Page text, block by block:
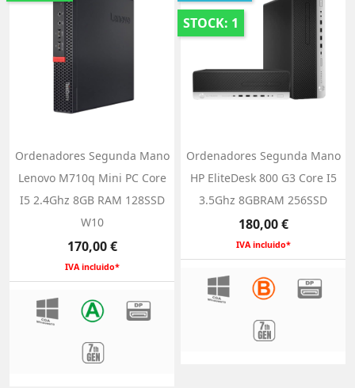
Ordenadores Segunda Mano
Lenovo M710q Mini PC Core
I5 2.4Ghz 8GB RAM 128SSD
W10
Precio
170,00 €
IVA incluido*
STOCK: 1
Ordenadores Segunda Mano
HP EliteDesk 800 G3 Core I5
3.5Ghz 8GBRAM 256SSD
Precio
180,00 €
IVA incluido*